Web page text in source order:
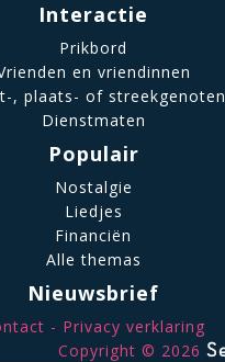
Interactie
Prikbord
en vriendinnen
, plaats- of streekgenoten
Dienstmaten
Populair
Nostalgie
Liedjes
Financiën
Alle themas
Nieuwsbrief
Privacy verklaring
Copyright © 2026